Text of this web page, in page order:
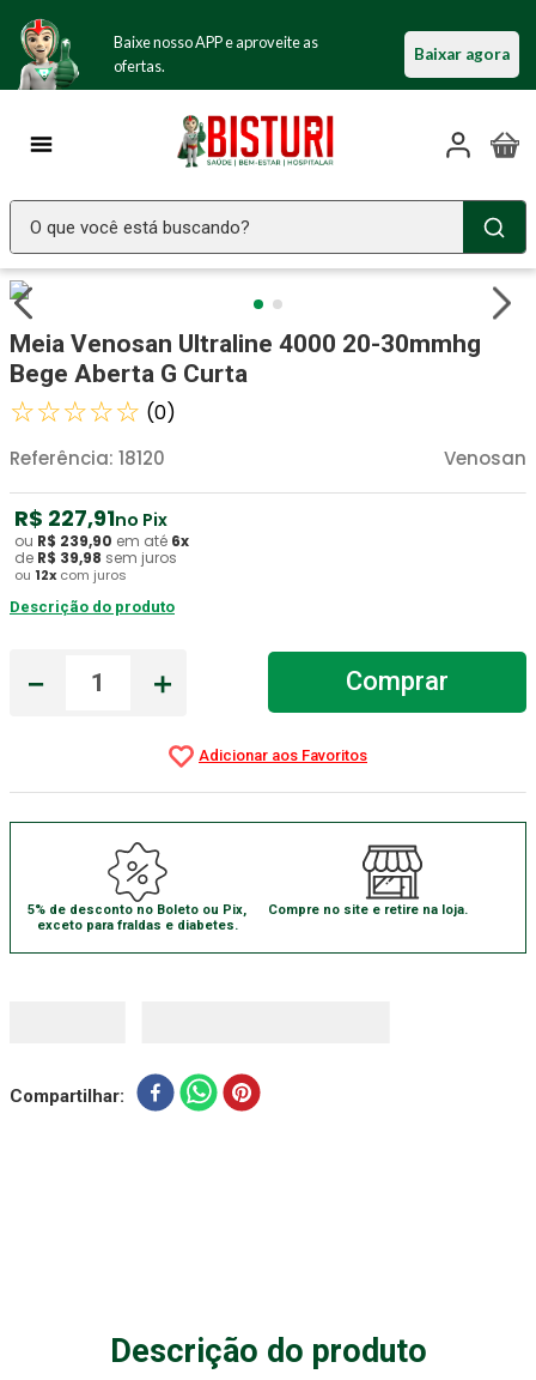
Baixe nosso APP e aproveite as
ofertas.
Baixar agora
O que você está buscando?
Meia Venosan Ultraline 4000 20-30mmhg
Bege Aberta G Curta
☆☆☆☆☆ (0)
Venosan
Referência: 18120
R$ 227,91no Pix
ou R$ 239,90 em até 6x
de R$ 39,98 sem juros
ou 12x com juros
Descrição do produto
＋
－ Comprar
5% de desconto no Boleto ou Pix,
exceto para fraldas e diabetes.
Compre no site e retire na loja.
Compartilhar
Descrição do produto
2º Fralda Geriatrica
3º Luva Latex
4 º Estetoscopio Littmann
5º Absorvente Geriatrico
6º Aparelho Pressão
7º Gaze Esteril
8º Littmann